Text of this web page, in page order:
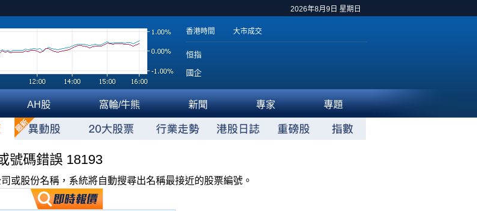
2026年8月9日 星期日
香港時間 大市成交
恒指
國企
AH股 窩輪/牛熊 新聞 專家 專題
號碼錯誤 18193
或股份名稱，系統將自動搜尋出名稱最接近的股票編號。